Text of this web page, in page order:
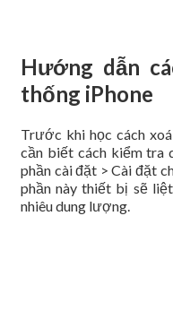
Hướng dẫn
thống iPhone
Trước khi học cách
cần biết cách kiểm tra
phần cài đặt > Cài đặt
phần này thiết bị sẽ
nhiêu dung lượng.